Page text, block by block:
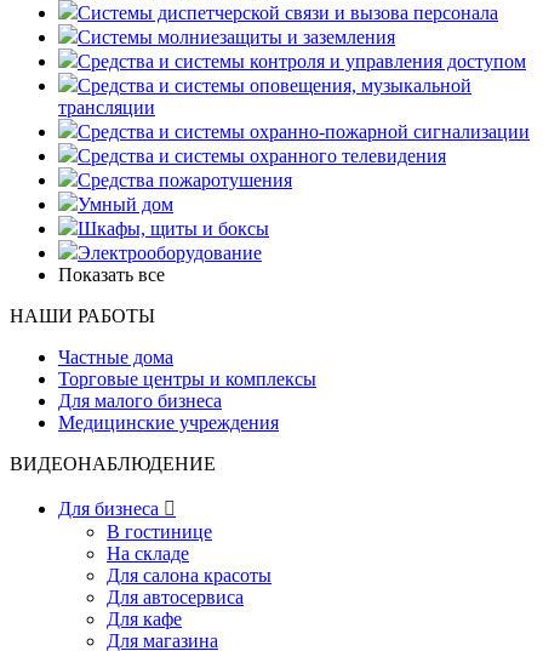
Системы диспетчерской связи и вызова персонала
Системы молниезащиты и заземления
Средства и системы контроля и управления доступом
Средства и системы оповещения, музыкальной
трансляции
Средства и системы охранно-пожарной сигнализации
Средства и системы охранного телевидения
Средства пожаротушения
Умный дом
Шкафы, щиты и боксы
Электрооборудование
Показать все
НАШИ РАБОТЫ
Частные дома
Торговые центры и комплексы
Для малого бизнеса
Медицинские учреждения
ВИДЕОНАБЛЮДЕНИЕ
Для бизнеса 
В гостинице
На складе
Для салона красоты
Для автосервиса
Для кафе
Для магазина